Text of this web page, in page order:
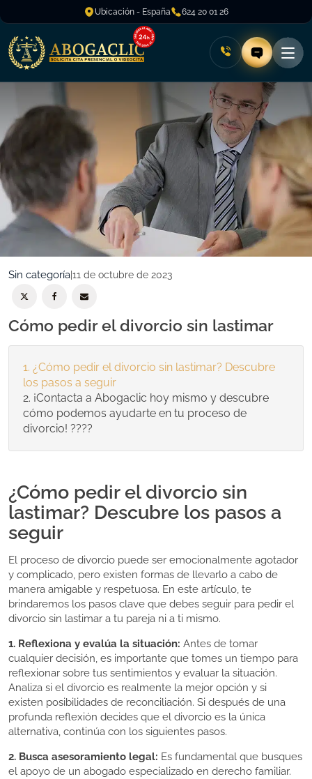
Ubicación - España 624 20 01 26
Sin categoría11 de octubre de 2023
Cómo pedir el divorcio sin lastimar
¿Cómo pedir el divorcio sin lastimar? Descubre
los pasos a seguir
¡Contacta a Abogaclic hoy mismo y descubre
cómo podemos ayudarte en tu proceso de
divorcio! ????
¿Cómo pedir el divorcio sin
lastimar? Descubre los pasos a
seguir
El proceso de divorcio puede ser emocionalmente agotador
y complicado, pero existen formas de llevarlo a cabo de
manera amigable y respetuosa. En este artículo, te
brindaremos los pasos clave que debes seguir para pedir el
divorcio sin lastimar a tu pareja ni a ti mismo.
1. Reflexiona y evalúa la situación: Antes de tomar
cualquier decisión, es importante que tomes un tiempo para
reflexionar sobre tus sentimientos y evaluar la situación.
Analiza si el divorcio es realmente la mejor opción y si
existen posibilidades de reconciliación. Si después de una
profunda reflexión decides que el divorcio es la única
alternativa, continúa con los siguientes pasos.
2. Busca asesoramiento legal: Es fundamental que busques
el apoyo de un abogado especializado en derecho familiar.